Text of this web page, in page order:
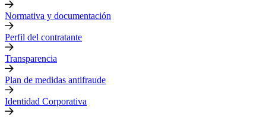
Normativa y documentación
Perfil del contratante
Transparencia
Plan de medidas antifraude
Identidad Corporativa